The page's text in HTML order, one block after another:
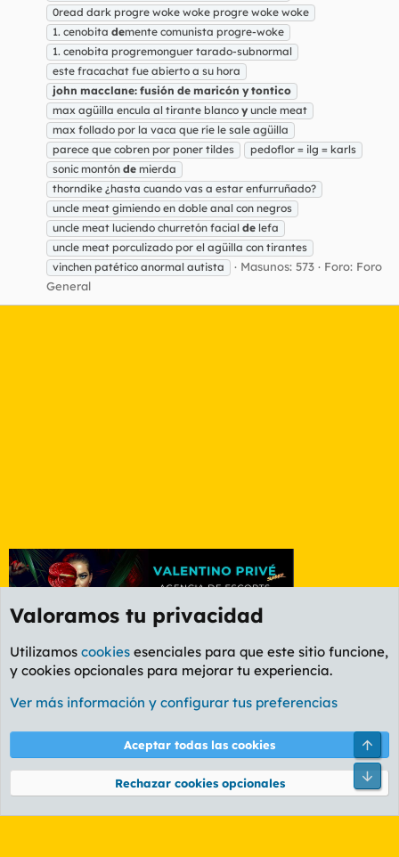
0read dark progre woke woke progre woke woke
1. cenobita demente comunista progre-woke
1. cenobita progremonguer tarado-subnormal
este fracachat fue abierto a su hora
john macclane: fusión de maricón y tontico
max agüilla encula al tirante blanco y uncle meat
max follado por la vaca que ríe le sale agüilla
parece que cobren por poner tildes
pedoflor = ilg = karls
sonic montón de mierda
thorndike ¿hasta cuando vas a estar enfurruñado?
uncle meat gimiendo en doble anal con negros
uncle meat luciendo churretón facial de lefa
uncle meat porculizado por el agüilla con tirantes
vinchen patético anormal autista
Masunos: 573 Foro: Foro
General
Etiquetas
Cookies
PL OLDSTYLE AMARILLO
Términos y reglas Política de privacidad Ayuda
Community platform by XenForo® © 2010-2026 XenForo Ltd.
Valoramos tu privacidad
Utilizamos cookies esenciales para que este sitio funcione,
y cookies opcionales para mejorar tu experiencia.
Ver más información y configurar tus preferencias
Aceptar todas las cookies
Rechazar cookies opcionales
Pie